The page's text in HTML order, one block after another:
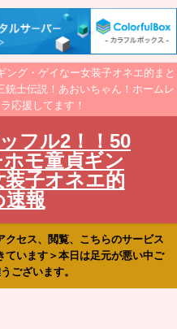
ング・ゲイなー女装子オネエ的まと
士伝説！あおいちゃん！ホームレ
応援してます！
フル2！！50
モ童貞ギン
子オネエ的
速報
クセス、閲覧、こちらのサービス
ています＞本日は足元が悪い中ご
ございます。